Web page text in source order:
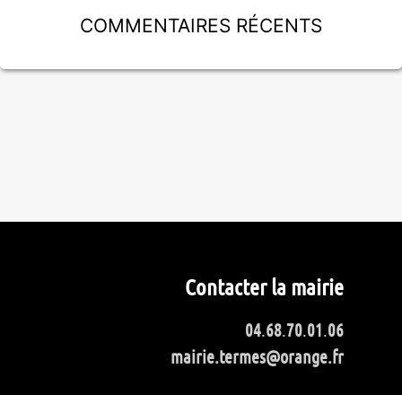
Commentaires récents
Contacter la mairie
04.68.70.01.06
mairie.termes@orange.fr